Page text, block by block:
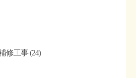
修工事(24)